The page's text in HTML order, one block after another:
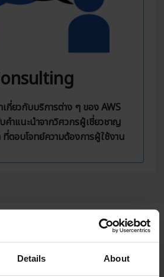
Details About
กี่ยวกับบริการต่าง ๆ ของ AWS
ำแนะนำจากวิศวกรผู้เชี่ยวชาญ
ตอบโจทย์ความต้องการผู้ใช้งาน
Cases